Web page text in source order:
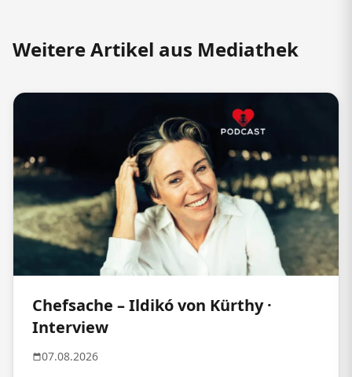
Weitere Artikel aus Mediathek
Chefsache – Ildikó von Kürthy ·
Interview
07.08.2026